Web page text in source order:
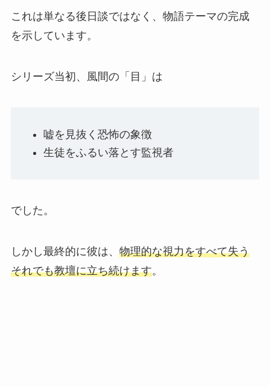
これは単なる後日談ではなく、物語テーマの完成
を示しています。
シリーズ当初、風間の「目」は
嘘を見抜く恐怖の象徴
生徒をふるい落とす監視者
でした。
しかし最終的に彼は、 物理的な視力をすべて失う
それでも教壇に立ち続けます。